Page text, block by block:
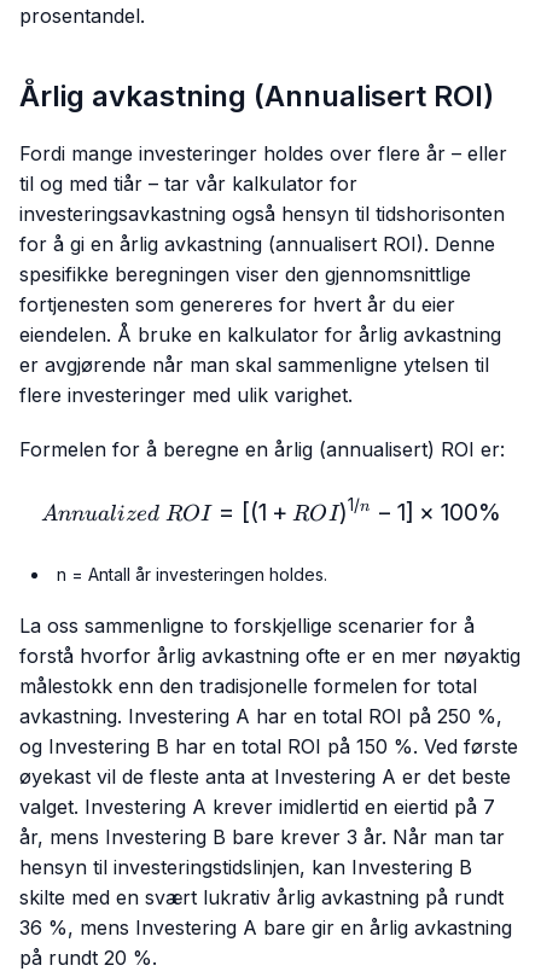
prosentandel.
Årlig avkastning (Annualisert ROI)
Fordi mange investeringer holdes over flere år – eller
til og med tiår – tar vår kalkulator for
investeringsavkastning også hensyn til tidshorisonten
for å gi en årlig avkastning (annualisert ROI). Denne
spesifikke beregningen viser den gjennomsnittlige
fortjenesten som genereres for hvert år du eier
eiendelen. Å bruke en kalkulator for årlig avkastning
er avgjørende når man skal sammenligne ytelsen til
flere investeringer med ulik varighet.
Formelen for å beregne en årlig (annualisert) ROI er:
Annualized\ ROI = [(1 +
Annualized ROI = [(1 + ROI)1/n − 1] × 100%
n = Antall år investeringen holdes.
La oss sammenligne to forskjellige scenarier for å
forstå hvorfor årlig avkastning ofte er en mer nøyaktig
målestokk enn den tradisjonelle formelen for total
avkastning. Investering A har en total ROI på 250 %,
og Investering B har en total ROI på 150 %. Ved første
øyekast vil de fleste anta at Investering A er det beste
valget. Investering A krever imidlertid en eiertid på 7
år, mens Investering B bare krever 3 år. Når man tar
hensyn til investeringstidslinjen, kan Investering B
skilte med en svært lukrativ årlig avkastning på rundt
36 %, mens Investering A bare gir en årlig avkastning
på rundt 20 %.